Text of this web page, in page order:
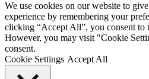
We use cookies on our website to
experience by remembering your
clicking “Accept All”, you consent to
However, you may visit "Cookie
consent.
Cookie Settings Accept All